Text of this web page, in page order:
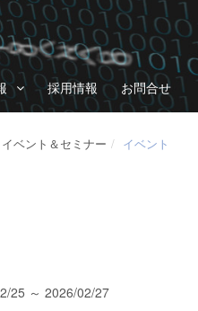
採用情報 お問合せ
イベント＆セミナー イベント
25 ～ 2026/02/27